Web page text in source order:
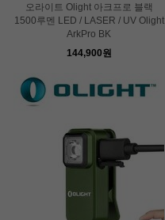
오라이트 Olight 아크프로 블랙
1500루멘 LED / LASER / UV Olight
ArkPro BK
144,900원